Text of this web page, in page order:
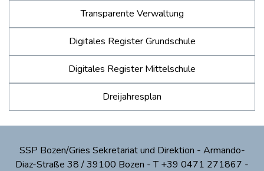
Transparente Verwaltung
Digitales Register Grundschule
Digitales Register Mittelschule
Dreijahresplan
SSP Bozen/Gries Sekretariat und Direktion - Armando-
Diaz-Straße 38 / 39100 Bozen - T +39 0471 271867 -